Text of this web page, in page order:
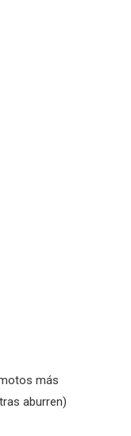
más
aburren)